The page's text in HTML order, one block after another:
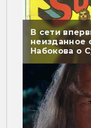
В сети
неизданное
Набокова о
перевели